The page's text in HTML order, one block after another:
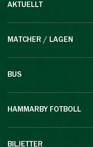
AKTUELLT
MATCHER / LAGEN
BUS
HAMMARBY FOTBOLL
BILJETTER